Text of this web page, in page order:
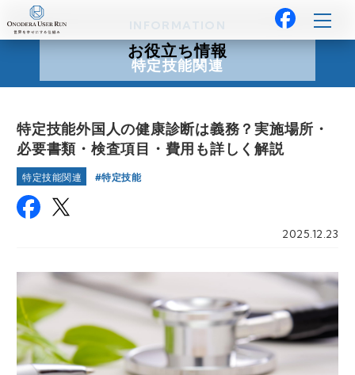
お役立ち情報
特定技能関連
特定技能外国人の健康診断は義務？実施場所・
必要書類・検査項目・費用も詳しく解説
特定技能関連 特定技能
2025.12.23